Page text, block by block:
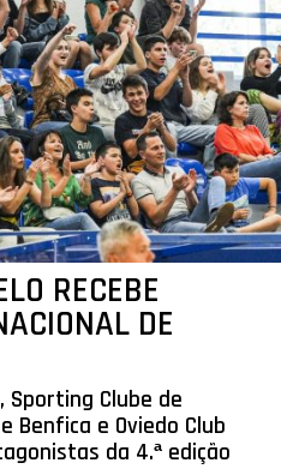
RECEBE
DE
Sporting Clube de
Benfica e Oviedo Club
da 4.ª edição